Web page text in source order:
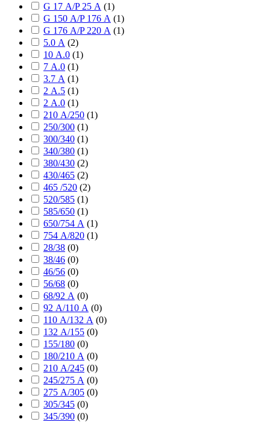
G 17 А/P 25 А (1)
G 150 А/P 176 А (1)
G 176 А/P 220 А (1)
5.0 А (2)
10 А.0 (1)
7 А.0 (1)
3.7 А (1)
2 А.5 (1)
2 А.0 (1)
210 А/250 (1)
250/300 (1)
300/340 (1)
340/380 (1)
380/430 (2)
430/465 (2)
465 /520 (2)
520/585 (1)
585/650 (1)
650/754 А (1)
754 А/820 (1)
28/38 (0)
38/46 (0)
46/56 (0)
56/68 (0)
68/92 А (0)
92 А/110 А (0)
110 А/132 А (0)
132 А/155 (0)
155/180 (0)
180/210 А (0)
210 А/245 (0)
245/275 А (0)
275 А/305 (0)
305/345 (0)
345/390 (0)